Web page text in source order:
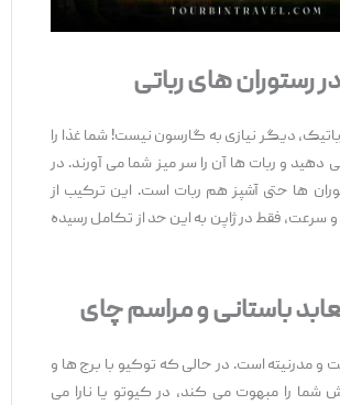
رستوران‌ های رباتی
دیگر نیازی به گارسون نیست! شما غذا را
و ربات ‌ها آن را سر میز شما می ‌آورند. در
‌ها حتی آشپز هم ربات است. این ترکیب از
سرعت، فقط در ژاپن به این حد از تکامل رسیده
باستانی و مراسم چای
و مدرنیته است. در حالی که توکیو با برج‌ ها و
شما را مبهوت می ‌کند، در کیوتو یا نارا می